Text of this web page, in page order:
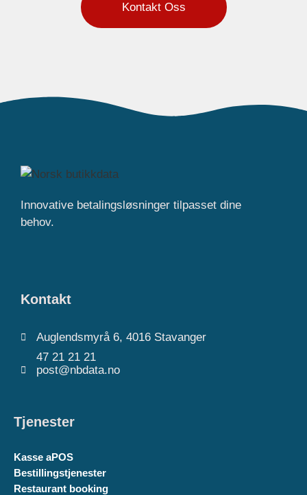
Kontakt Oss
Innovative betalingsløsninger tilpasset dine
behov.
Kontakt
Auglendsmyrå 6, 4016 Stavanger
47 21 21 21
post@nbdata.no
Tjenester
Kasse aPOS
Bestillingstjenester
Restaurant booking